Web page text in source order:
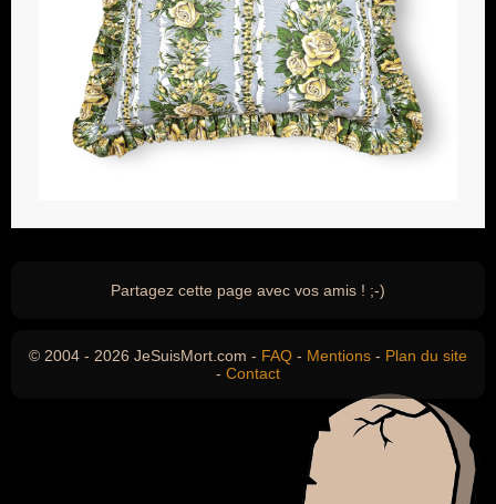
Partagez cette page avec vos amis ! ;-)
© 2004 - 2026 JeSuisMort.com - FAQ - Mentions - Plan du site
- Contact